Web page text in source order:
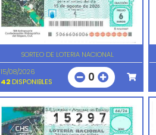
SORTEO DE LOTERIA NACIONAL
15/08/2026
42DISPONIBLES 0